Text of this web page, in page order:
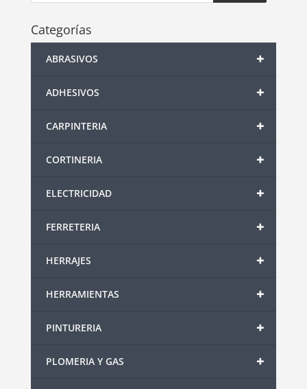
Categorías
+
ABRASIVOS
+
ADHESIVOS
+
CARPINTERIA
+
CORTINERIA
+
ELECTRICIDAD
+
FERRETERIA
+
HERRAJES
+
HERRAMIENTAS
+
PINTURERIA
+
PLOMERIA Y GAS